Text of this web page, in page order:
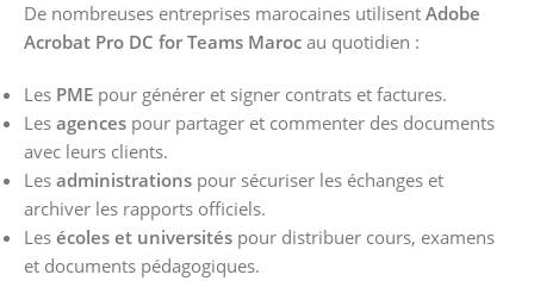
De nombreuses entreprises marocaines utilisent Adobe
Acrobat Pro DC for Teams Maroc au quotidien :
Les PME pour générer et signer contrats et factures.
Les agences pour partager et commenter des documents
avec leurs clients.
Les administrations pour sécuriser les échanges et
archiver les rapports officiels.
Les écoles et universités pour distribuer cours, examens
et documents pédagogiques.